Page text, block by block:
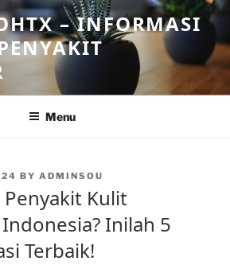
– INFORMASI
Menu
BY ADMINSOU
Kulit
Inilah 5
Terbaik!